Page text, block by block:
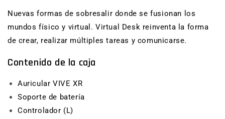
Nuevas formas de sobresalir donde se fusionan los
mundos físico y virtual. Virtual Desk reinventa la forma
de crear, realizar múltiples tareas y comunicarse.
Contenido de la caja
Auricular VIVE XR
Soporte de batería
Controlador (L)